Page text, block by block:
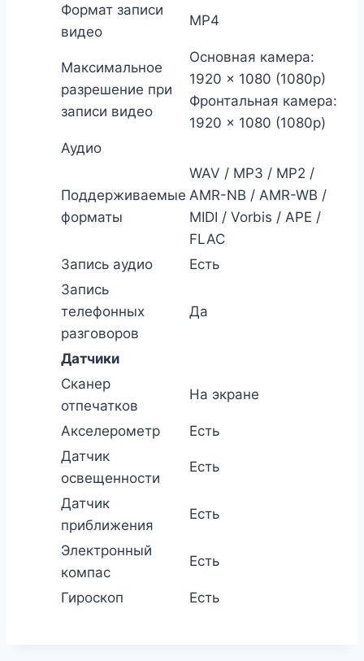
Формат записи
видео
MP4
Максимальное
разрешение при
записи видео
Основная камера:
1920 × 1080 (1080p)
Фронтальная камера:
1920 × 1080 (1080p)
Аудио
Поддерживаемые
форматы
WAV / MP3 / MP2 /
AMR-NB / AMR-WB /
MIDI / Vorbis / APE /
FLAC
Запись аудио
Есть
Запись
телефонных
разговоров
Да
Датчики
Сканер
отпечатков
На экране
Акселерометр
Есть
Датчик
освещенности
Есть
Датчик
приближения
Есть
Электронный
компас
Есть
Гироскоп Есть